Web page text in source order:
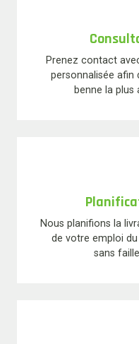
Prenez contact
personnalisée afin
benne la plus
Nous planifions la
de votre emploi
sans